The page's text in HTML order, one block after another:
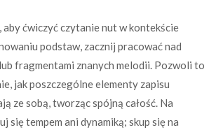
ćwiczyć czytanie nut w kontekście
podstaw, zacznij pracować nad
fragmentami znanych melodii. Pozwoli to
jak poszczególne elementy zapisu
ze sobą, tworząc spójną całość. Na
się tempem ani dynamiką; skup się na